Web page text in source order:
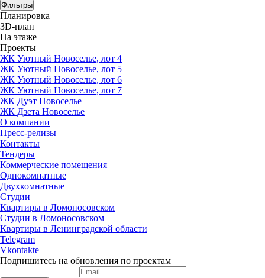
Фильтры
Планировка
3D-план
На этаже
Проекты
ЖК Уютный Новоселье, лот 4
ЖК Уютный Новоселье, лот 5
ЖК Уютный Новоселье, лот 6
ЖК Уютный Новоселье, лот 7
ЖК Дуэт Новоселье
ЖК Дзета Новоселье
О компании
Пресс-релизы
Контакты
Тендеры
Коммерческие помещения
Однокомнатные
Двухкомнатные
Студии
Квартиры в Ломоносовском
Студии в Ломоносовском
Квартиры в Ленинградской области
Telegram
Vkontakte
Подпишитесь на обновления по проектам